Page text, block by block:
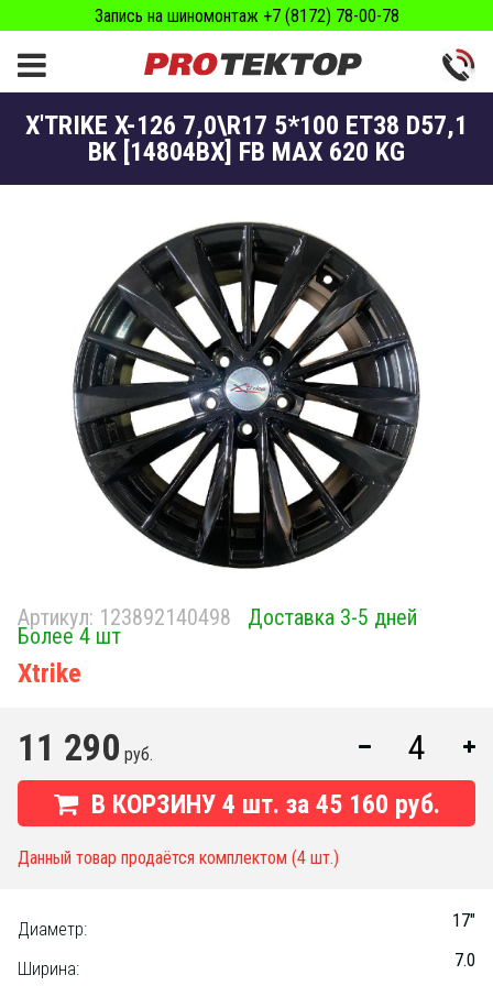
Запись на шиномонтаж +7 (8172) 78-00-78
X'TRIKE X-126 7,0\R17 5*100 ET38 D57,1
BK [14804BX] FB MAX 620 KG
Артикул: 123892140498 Доставка 3-5 дней
Более 4 шт
Xtrike
11 290 руб.
В КОРЗИНУ 4 шт. за 45 160 руб.
Данный товар продаётся комплектом (4 шт.)
Диаметр: 17"
Ширина: 7.0